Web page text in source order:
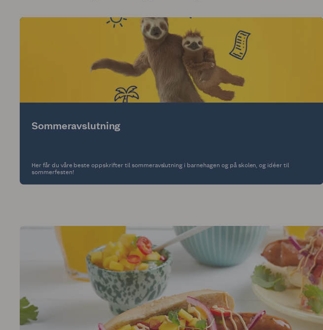
Sommeravslutning
Her får du våre beste oppskrifter til sommeravslutning i barnehagen og på skolen, og idéer til
sommerfesten!